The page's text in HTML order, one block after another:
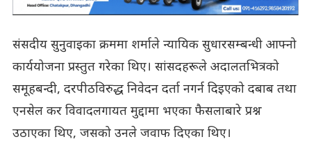
संसदीय सुनुवाइका क्रममा शर्माले न्यायिक सुधारसम्बन्धी आफ्नो
कार्ययोजना प्रस्तुत गरेका थिए। सांसदहरूले अदालतभित्रको
समूहबन्दी, दरपीठविरुद्ध निवेदन दर्ता नगर्न दिइएको दबाब तथा
एनसेल कर विवादलगायत मुद्दामा भएका फैसलाबारे प्रश्न
उठाएका थिए, जसको उनले जवाफ दिएका थिए।